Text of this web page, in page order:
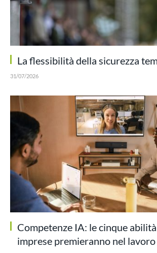
La flessibilità della sicurezza
31/07/2026
Competenze IA: le cinque
imprese premieranno nel